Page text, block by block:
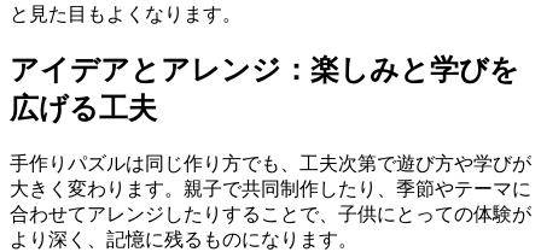
と見た目もよくなります。
アイデアとアレンジ：楽しみと学びを
広げる工夫
手作りパズルは同じ作り方でも、工夫次第で遊び方や学びが
大きく変わります。親子で共同制作したり、季節やテーマに
合わせてアレンジしたりすることで、子供にとっての体験が
より深く、記憶に残るものになります。